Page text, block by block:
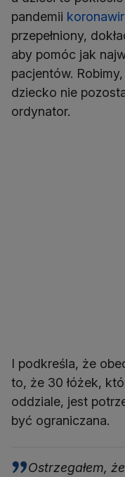
pandemii
przepełniony,
aby pomóc jak
pacjentów.
dziecko nie
ordynator.
I podkreśla, że
to, że 30 łóżek,
oddziale, jest
być ograniczana.
Ostrzegałem,